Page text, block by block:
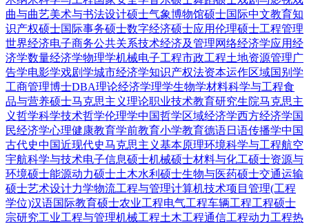
曲与曲艺美术与书法设计硕士气象博物馆硕士国际中文教育知
识产权硕士国际事务硕士数字经济硕士应用伦理硕士工程管理
世界经济电子商务公共关系技术经济及管理网络经济学应用经
济学数量经济学物理学机械电子工程市政工程土地资源管理广
告学电影学戏剧学城市经济学知识产权法资本运作区域国别学
工商管理博士DBA理论经济学理学生物学材料科学与工程食
品与营养硕士马克思主义理论职业技术教育研究生院马克思主
义哲学科学技术哲学伦理学中国哲学区域经济学西方经济学国
民经济学心理健康教育学前教育小学教育德语日语传播学中国
古代史中国近现代史马克思主义基本原理环境科学与工程航空
宇航科学与技术电子信息硕士机械硕士材料与化工硕士资源与
环境硕士能源动力硕士土木水利硕士生物与医药硕士交通运输
硕士艺术设计力学物流工程与管理计算机技术项目管理(工程
学位)汉语国际教育硕士农业工程电气工程车辆工程工程硕士
宗研究工业工程与管理机械工程土木工程通信工程动力工程热